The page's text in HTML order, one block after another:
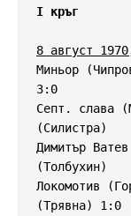
I кръг
8 август
Миньор
3:0
Септ. слава
(Силистра)
Димитър
(Толбухин)
Локомотив
(Трявна) 1:0